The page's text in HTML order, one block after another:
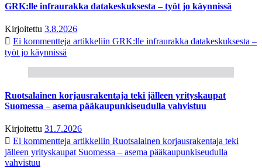
GRK:lle infraurakka datakeskuksesta – työt jo käynnissä
Kirjoitettu 3.8.2026
Ei kommentteja artikkeliin GRK:lle infraurakka datakeskuksesta –
työt jo käynnissä
Ruotsalainen korjausrakentaja teki jälleen yrityskaupat
Suomessa – asema pääkaupunkiseudulla vahvistuu
Kirjoitettu 31.7.2026
Ei kommentteja artikkeliin Ruotsalainen korjausrakentaja teki
jälleen yrityskaupat Suomessa – asema pääkaupunkiseudulla
vahvistuu